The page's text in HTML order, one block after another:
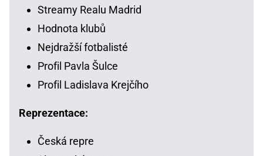
Streamy Realu Madrid
Hodnota klubů
Nejdražší fotbalisté
Profil Pavla Šulce
Profil Ladislava Krejčího
Reprezentace:
Česká repre